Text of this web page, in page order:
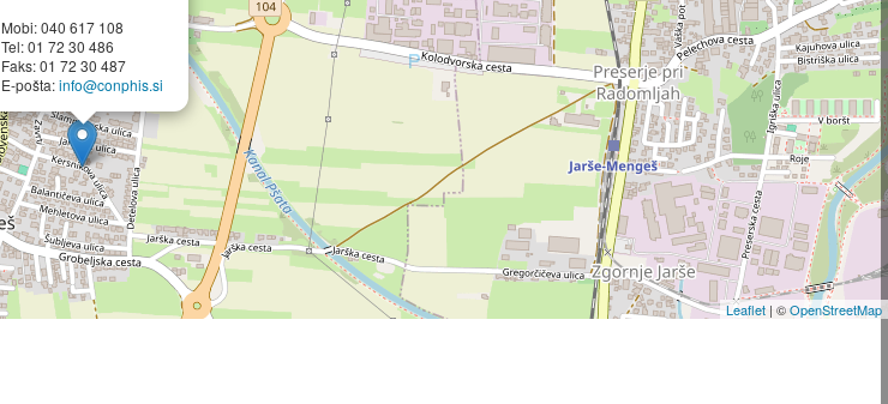
Mobi: 040 617 108
Tel: 01 72 30 486
Faks: 01 72 30 487
E-pošta:info@conphis.si
Leaflet | ©OpenStreetMap